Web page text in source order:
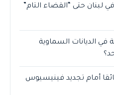
حتى “القضاء التام”
في الديانات السماوية
أمام تجديد فينيسيوس